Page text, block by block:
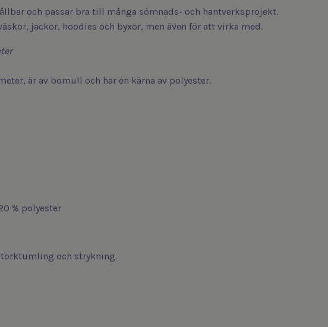
och passar bra till många sömnads- och hantverksprojekt.
jackor, hoodies och byxor, men även för att virka med.
är av bomull och har en kärna av polyester.
% polyester
torktumling och strykning